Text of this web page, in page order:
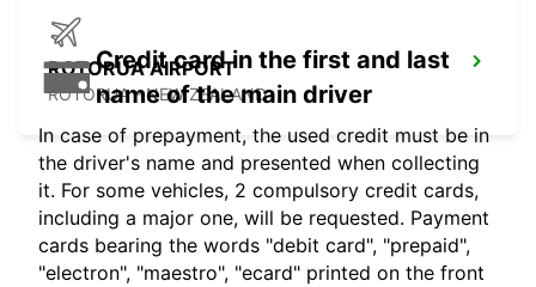
ROTORUA AIRPORT
ROTORUA - NEW ZEALAND
Credit card in the first and last
name of the main driver
In case of prepayment, the used credit must be in
the driver's name and presented when collecting
it. For some vehicles, 2 compulsory credit cards,
including a major one, will be requested. Payment
cards bearing the words "debit card", "prepaid",
"electron", "maestro", "ecard" printed on the front